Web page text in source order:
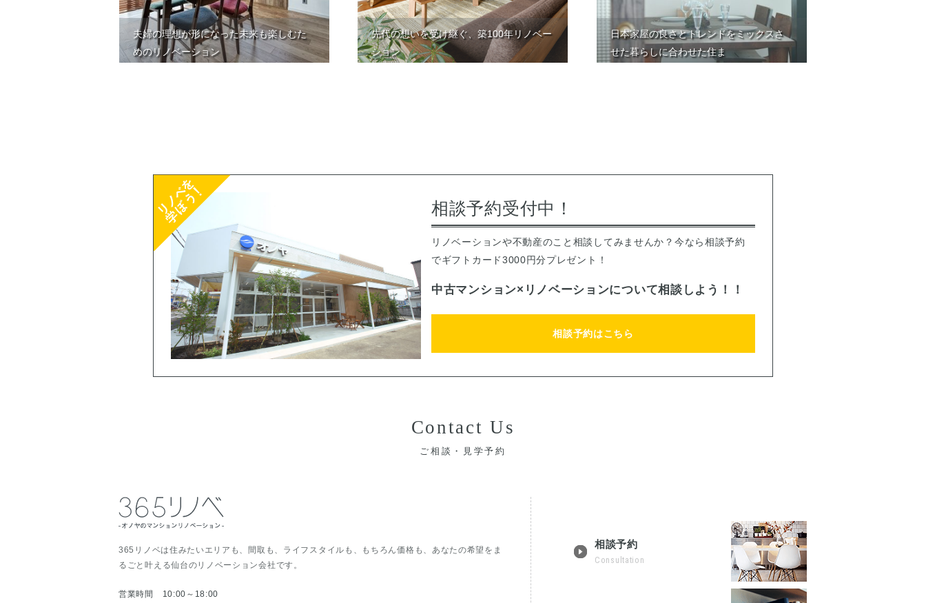
夫婦の理想が形になった未来も楽しむた
めのリノベーション
先代の想いを受け継ぐ、築100年リノベー
ション
日本家屋の良さとトレンドをミックスさ
せた暮らしに合わせた住ま
相談予約受付中！
リノベーションや不動産のこと相談してみませんか？今なら相談予約
でギフトカード3000円分プレゼント！
中古マンション×リノベーションについて相談しよう！！
相談予約はこちら
Contact Us
ご相談・見学予約
365リノベは住みたいエリアも、間取も、ライフスタイルも、もちろん価格も、あなたの希望をま
るごと叶える仙台のリノベーション会社です。
営業時間 10:00～18:00
相談予約
Consultation